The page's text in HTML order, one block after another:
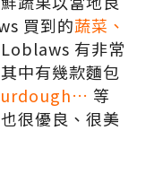
買到的蔬菜、
有非常
其中有幾款麵包
等
很優良、很美